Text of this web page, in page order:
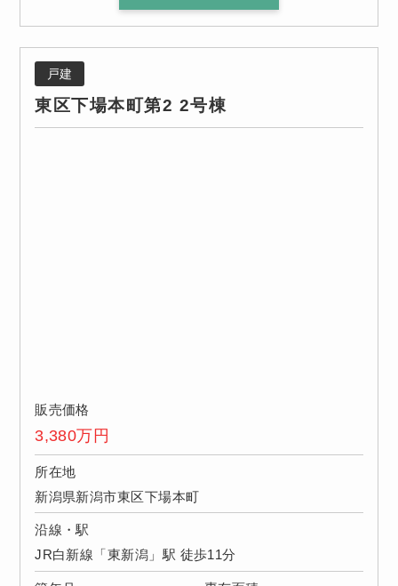
戸建
東区下場本町第2 2号棟
販売価格
3,380万円
所在地
新潟県新潟市東区下場本町
沿線・駅
JR白新線「東新潟」駅 徒歩11分